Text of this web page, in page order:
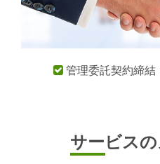
 管理委託契約締結
サービス